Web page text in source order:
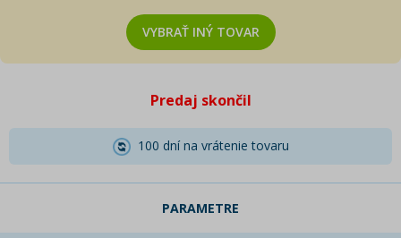
VYBRAŤ INÝ TOVAR
Predaj skončil
100 dní na vrátenie tovaru
PARAMETRE